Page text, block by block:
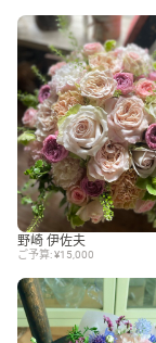
野崎 伊佐夫
ご予算: ¥15,000